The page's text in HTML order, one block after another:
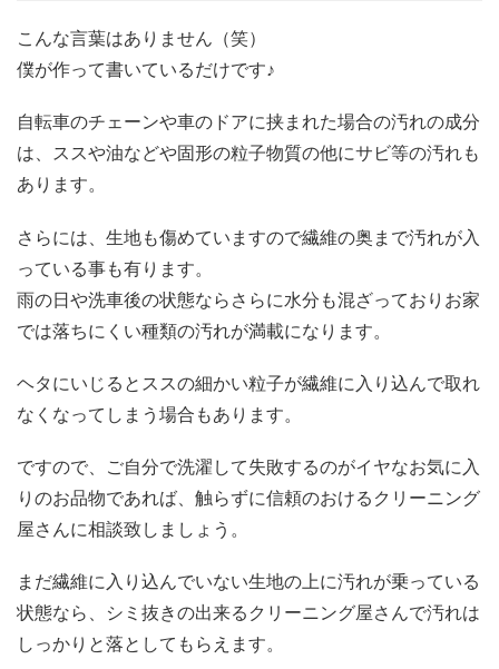
こんな言葉はありません（笑）
僕が作って書いているだけです♪
自転車のチェーンや車のドアに挟まれた場合の汚れの成分
は、ススや油などや固形の粒子物質の他にサビ等の汚れも
あります。
さらには、生地も傷めていますので繊維の奥まで汚れが入
っている事も有ります。
雨の日や洗車後の状態ならさらに水分も混ざっておりお家
では落ちにくい種類の汚れが満載になります。
ヘタにいじるとススの細かい粒子が繊維に入り込んで取れ
なくなってしまう場合もあります。
ですので、ご自分で洗濯して失敗するのがイヤなお気に入
りのお品物であれば、触らずに信頼のおけるクリーニング
屋さんに相談致しましょう。
まだ繊維に入り込んでいない生地の上に汚れが乗っている
状態なら、シミ抜きの出来るクリーニング屋さんで汚れは
しっかりと落としてもらえます。